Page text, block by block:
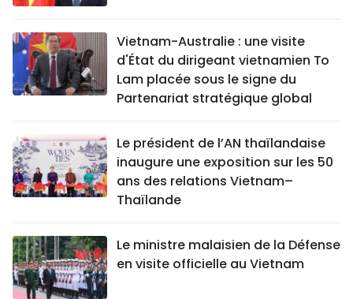
Vietnam-Australie : une visite
d'État du dirigeant vietnamien To
Lam placée sous le signe du
Partenariat stratégique global
Le président de l’AN thaïlandaise
inaugure une exposition sur les 50
ans des relations Vietnam–
Thaïlande
Le ministre malaisien de la Défense
en visite officielle au Vietnam